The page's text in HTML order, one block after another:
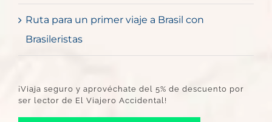
Ruta para un primer viaje a Brasil con
Brasileristas
¡Viaja seguro y aprovéchate del 5% de descuento por
ser lector de El Viajero Accidental!